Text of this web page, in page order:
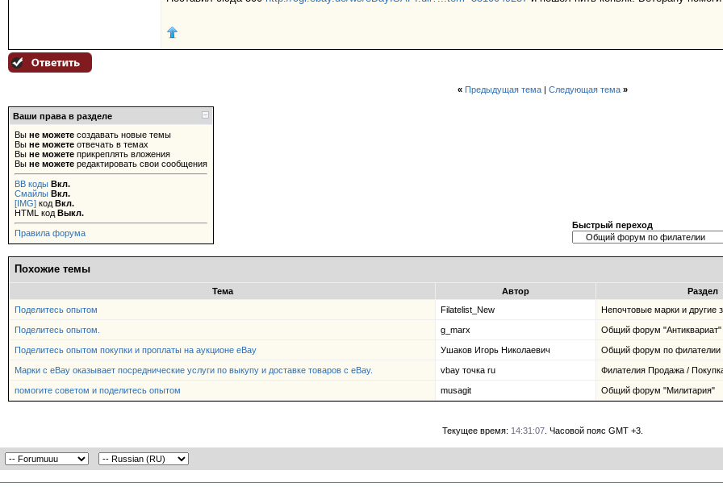
« Предыдущая тема| Следующая тема »
Ваши права в разделе
Вы не можете создавать новые темы
Вы не можете отвечать в темах
Вы не можете прикреплять вложения
Вы не можете редактировать свои сообщения
BB коды Вкл.
Смайлы Вкл.
[IMG] код Вкл.
HTML код Выкл.
Правила форума
Быстрый переход
Похожие темы
Тема Автор
Раздел
Поделитесь опытом
Filatelist_New Непочтовые марки и другие
Поделитесь опытом. g_marx Общий форум "Антиквариат"
Поделитесь опытом покупки и проплаты на аукционе eBay Ушаков Игорь Николаевич Общий форум по филателии
Марки с eBay оказывает посреднические услуги по выкупу и доставке товаров с eBay. vbay точка ru Филателия Продажа /
помогите советом и поделитесь опытом musagit Общий форум "Милитария"
Текущее время: 14:31:07. Часовой пояс GMT +3.